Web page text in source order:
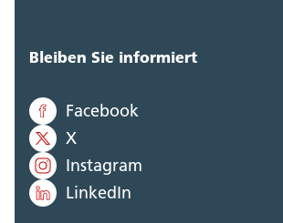
Bleiben Sie informiert
Facebook
X
Instagram
LinkedIn